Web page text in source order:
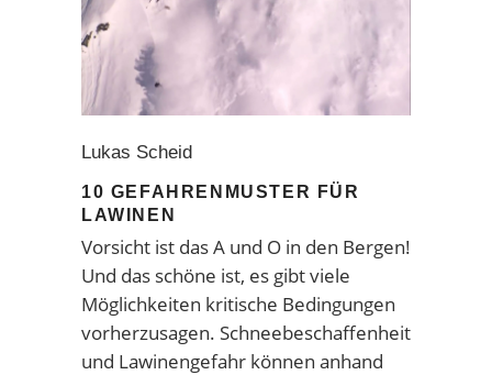
Lukas Scheid
10 GEFAHRENMUSTER FÜR
LAWINEN
Vorsicht ist das A und O in den Bergen!
Und das schöne ist, es gibt viele
Möglichkeiten kritische Bedingungen
vorherzusagen. Schneebeschaffenheit
und Lawinengefahr können anhand